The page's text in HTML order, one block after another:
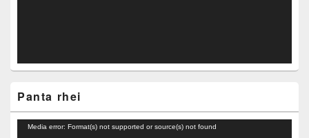
Panta rhei
Video-
Media error: Format(s) not supported or source(s) not found